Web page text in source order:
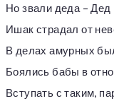
Но звали деда –
Ишак страдал от
В делах амурных
Боялись бабы в
Вступать с таким,